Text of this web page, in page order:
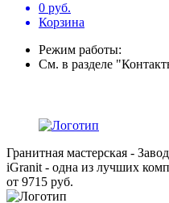
0 руб.
Корзина
Режим работы:
См. в разделе
Гранитная мастерская -
iGranit - одна из лучших
от 9715 руб.